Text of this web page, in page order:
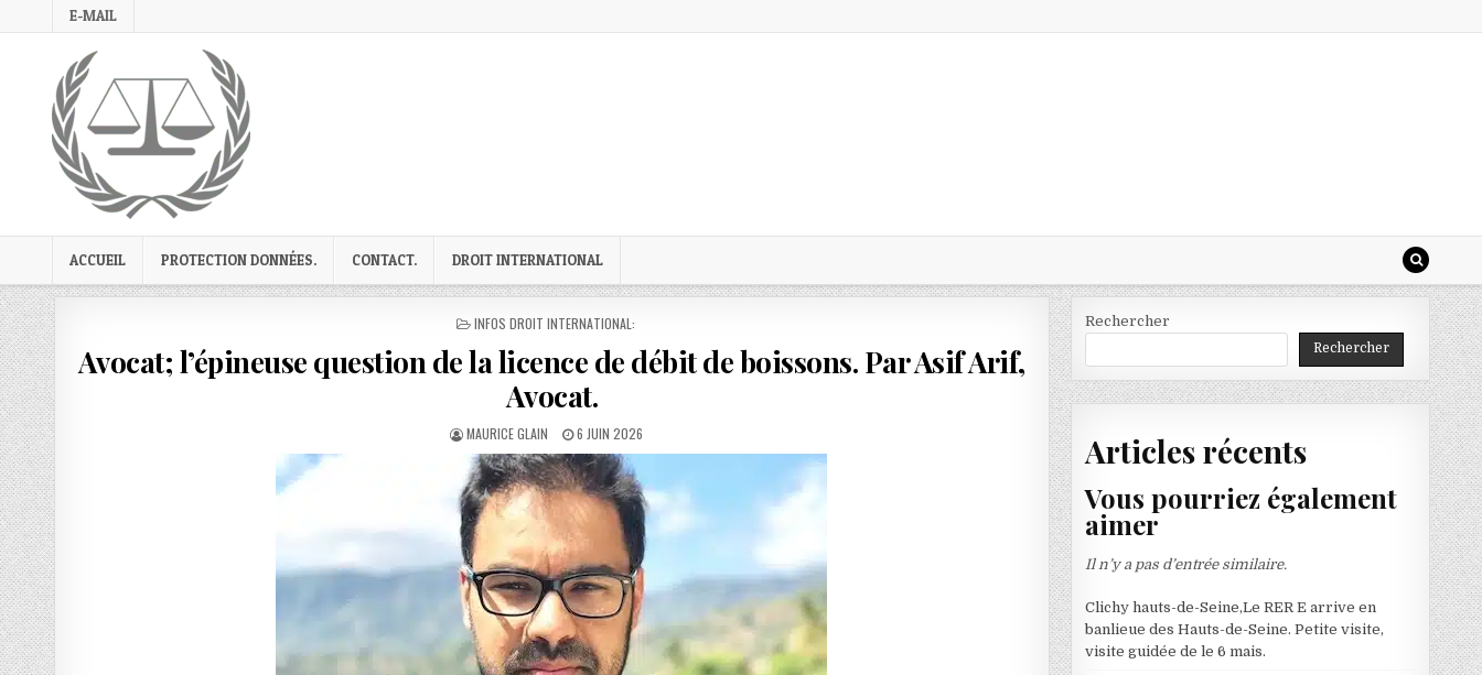
to
E-MAIL
ACCUEIL PROTECTION DONNÉES. CONTACT. DROIT INTERNATIONAL
POSTED
INFOS DROIT INTERNATIONAL:
Avocat; l’épineuse question de la licence de débit de boissons. Par Asif Arif,
Avocat.
AUTHOR:
MAURICE GLAIN
PUBLISHED
DATE:
6 JUIN 2026
Rechercher
Rechercher
Articles récents
Vous pourriez également
aimer
Il n’y a pas d’entrée similaire.
Clichy hauts-de-Seine,Le RER E arrive en
banlieue des Hauts-de-Seine. Petite visite,
visite guidée de le 6 mais.